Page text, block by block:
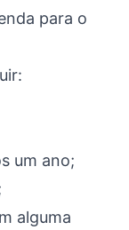
para o
um ano;
alguma